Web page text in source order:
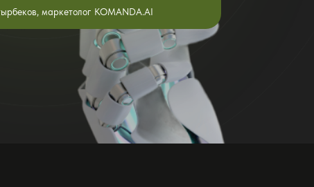
маркетолог KOMANDA.AI